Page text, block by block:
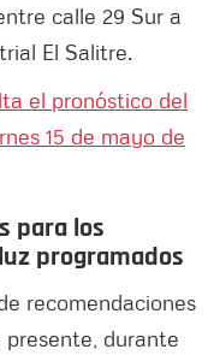
calle 29 Sur a
El Salitre.
el pronóstico del
15 de mayo de
para los
programados
recomendaciones
presente, durante